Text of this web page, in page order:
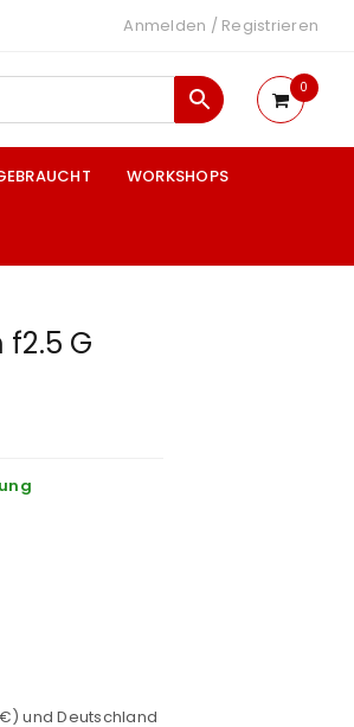
Anmelden / Registrieren
0
WORKSHOPS
G
und Deutschland